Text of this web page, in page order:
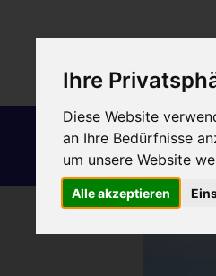
Ihre
Diese Website
an Ihre Bedürfnisse
um unsere Website
Alle akzeptieren
Schutz